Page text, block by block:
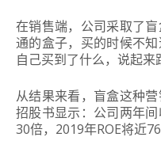
在销售端，公司采取了
通的盒子，买的时候不
自己买到了什么，说起来
从结果来看，盲盒这种
招股书显示： 公司两年
30倍，2019年ROE将近